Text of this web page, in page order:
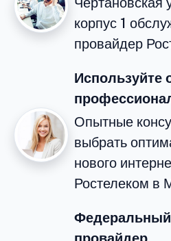
корпус 1
провайдер
Используйте
Опытные
выбрать
нового
Ростелеком в
Федеральный